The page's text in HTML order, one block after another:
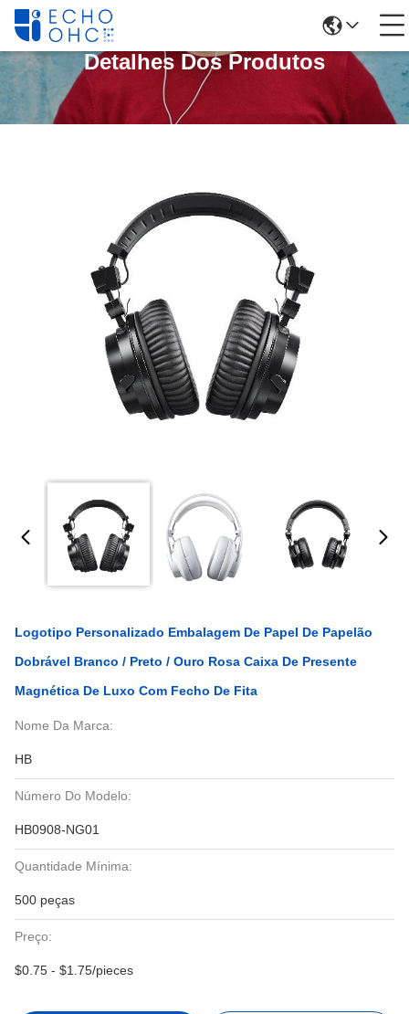
Detalhes Dos Produtos
Logotipo Personalizado Embalagem De Papel De Papelão
Dobrável Branco / Preto / Ouro Rosa Caixa De Presente
Magnética De Luxo Com Fecho De Fita
Nome Da Marca:
HB
Número Do Modelo:
HB0908-NG01
Quantidade Mínima:
500 peças
Preço:
$0.75 - $1.75/pieces